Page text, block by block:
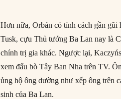
Hơn nữa, Orbán có tính cách gần
Tusk, cựu Thủ tướng Ba Lan nay là
chính trị gia khác. Ngược lại,
xem đấu bò Tây Ban Nha trên TV.
ủng hộ ông dường như xếp ông trên
sinh của Ba Lan.